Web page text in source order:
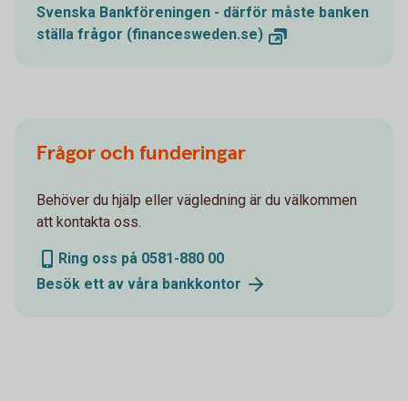
Svenska Bankföreningen - därför måste banken
ställa frågor (financesweden.se)
Frågor och funderingar
Behöver du hjälp eller vägledning är du välkommen
att kontakta oss.
Ring oss på 0581-880 00
Besök ett av våra bankkontor